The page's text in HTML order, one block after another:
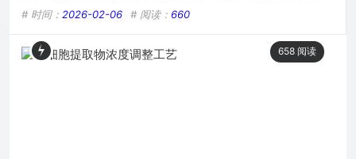
涉及对含白细胞样本的预处理，如抗凝等操作，后续运用特定的
分离技术，像密度梯度离心法，从血液等样本中分离出白细胞，
再通过合适的方法进一步提取其中的有效成分，不同的提取策略
在效率和提取物质量上存在差异，需综合考量选择最优方案。白
# 时间： 2026-02-06 # 阅读： 660
658 阅读